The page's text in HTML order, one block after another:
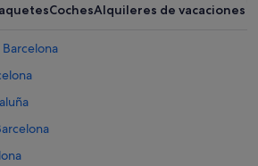
CochesAlquileres de vacaciones